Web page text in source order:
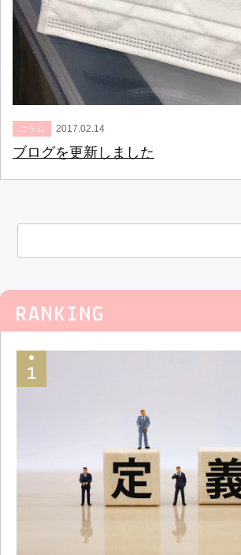
コラム 2017.02.14
ブログを更新しました